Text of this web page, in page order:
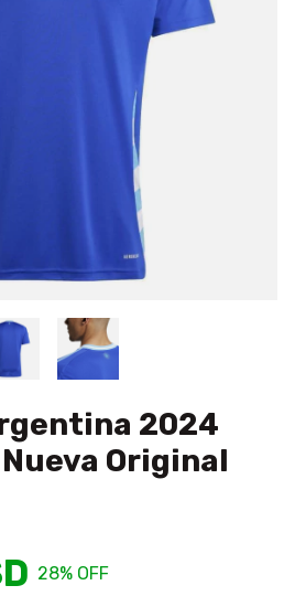
2024
Original
28% OFF